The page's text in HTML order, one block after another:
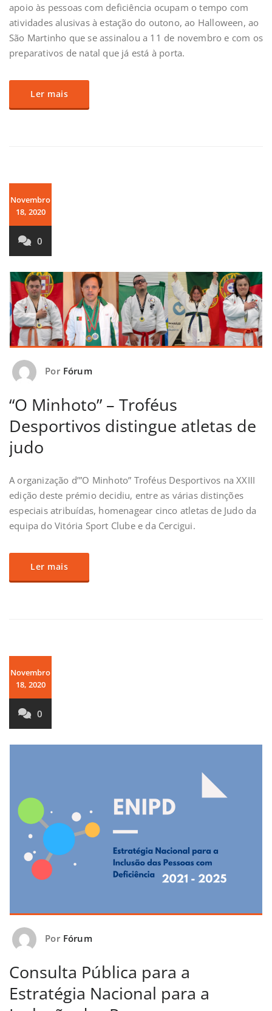
apoio às pessoas com deficiência ocupam o tempo com
atividades alusivas à estação do outono, ao Halloween, ao
São Martinho que se assinalou a 11 de novembro e com os
preparativos de natal que já está à porta.
Ler mais
Novembro
18, 2020
0
Por Fórum
“O Minhoto” – Troféus
Desportivos distingue atletas de
judo
A organização d’”O Minhoto” Troféus Desportivos na XXIII
edição deste prémio decidiu, entre as várias distinções
especiais atribuídas, homenagear cinco atletas de Judo da
equipa do Vitória Sport Clube e da Cercigui.
Ler mais
Novembro
18, 2020
0
Por Fórum
Consulta Pública para a
Estratégia Nacional para a